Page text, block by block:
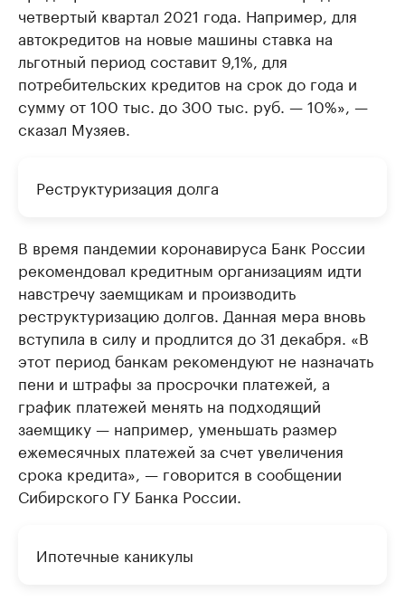
четвертый квартал 2021 года. Например, для
автокредитов на новые машины ставка на
льготный период составит 9,1%, для
потребительских кредитов на срок до года и
сумму от 100 тыс. до 300 тыс. руб. — 10%», —
сказал Музяев.
Реструктуризация долга
В время пандемии коронавируса Банк России
рекомендовал кредитным организациям идти
навстречу заемщикам и производить
реструктуризацию долгов. Данная мера вновь
вступила в силу и продлится до 31 декабря. «В
этот период банкам рекомендуют не назначать
пени и штрафы за просрочки платежей, а
график платежей менять на подходящий
заемщику — например, уменьшать размер
ежемесячных платежей за счет увеличения
срока кредита», — говорится в сообщении
Сибирского ГУ Банка России.
Ипотечные каникулы